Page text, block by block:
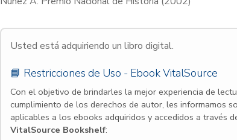
Usted está adquiriendo un libro digital.
📘 Restricciones de Uso - Ebook VitalSource
Con el objetivo de brindarles la mejor experiencia de
cumplimiento de los derechos de autor, les informamos
aplicables a los ebooks adquiridos y accedidos a través
VitalSource Bookshelf: